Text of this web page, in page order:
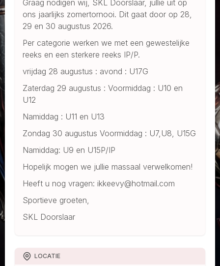
Graag nodigen wij, SKL Doorslaar, jullie uit op
ons jaarlijks zomertornooi. Dit gaat door op 28,
29 en 30 augustus 2026.
Per categorie werken we met een gewestelijke
reeks en een sterkere reeks IP/P.
vrijdag 28 augustus : avond : U17G
Zaterdag 29 augustus : Voormiddag : U10 en
U12
Namiddag : U11 en U13
Zondag 30 augustus Voormiddag : U7,U8, U15G
Namiddag: U9 en U15P/IP
Hopelijk mogen we jullie massaal verwelkomen!
Heeft u nog vragen: ikkeevy@hotmail.com
Sportieve groeten,
SKL Doorslaar
LOCATIE